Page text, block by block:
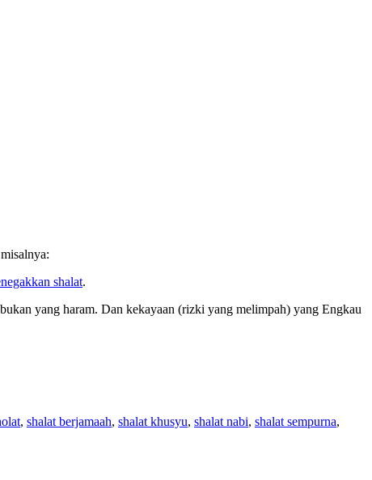
shalat.
yang haram. Dan kekayaan (rizki yang melimpah) yang Engkau
, shalat berjamaah, shalat khusyu, shalat nabi, shalat sempurna,